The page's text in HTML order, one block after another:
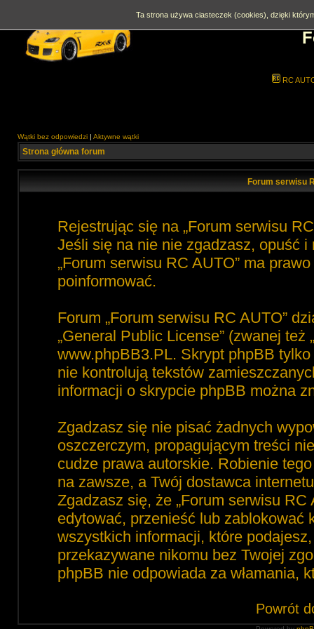
RC
Wątki bez odpowiedzi | Aktywne wątki
Strona główna forum
Forum serwisu
Rejestrując się na „Forum serwisu
Jeśli się na nie nie zgadzasz, opuść i
„Forum serwisu RC AUTO” ma
poinformować.
Forum „Forum serwisu RC AUTO”
„General Public License” (zwanej też
www.phpBB3.PL. Skrypt phpBB
nie kontrolują tekstów
informacji o skrypcie phpBB można
Zgadzasz się nie pisać żadnych
oszczerczym, propagującym treści
cudze prawa autorskie. Robienie
na zawsze, a Twój dostawca
Zgadzasz się, że „Forum serwisu
edytować, przenieść lub zablokować
wszystkich informacji, które
przekazywane nikomu bez Twojej
phpBB nie odpowiada za włamania,
Powrót
Ta strona używa ciasteczek (cookies), dzięki